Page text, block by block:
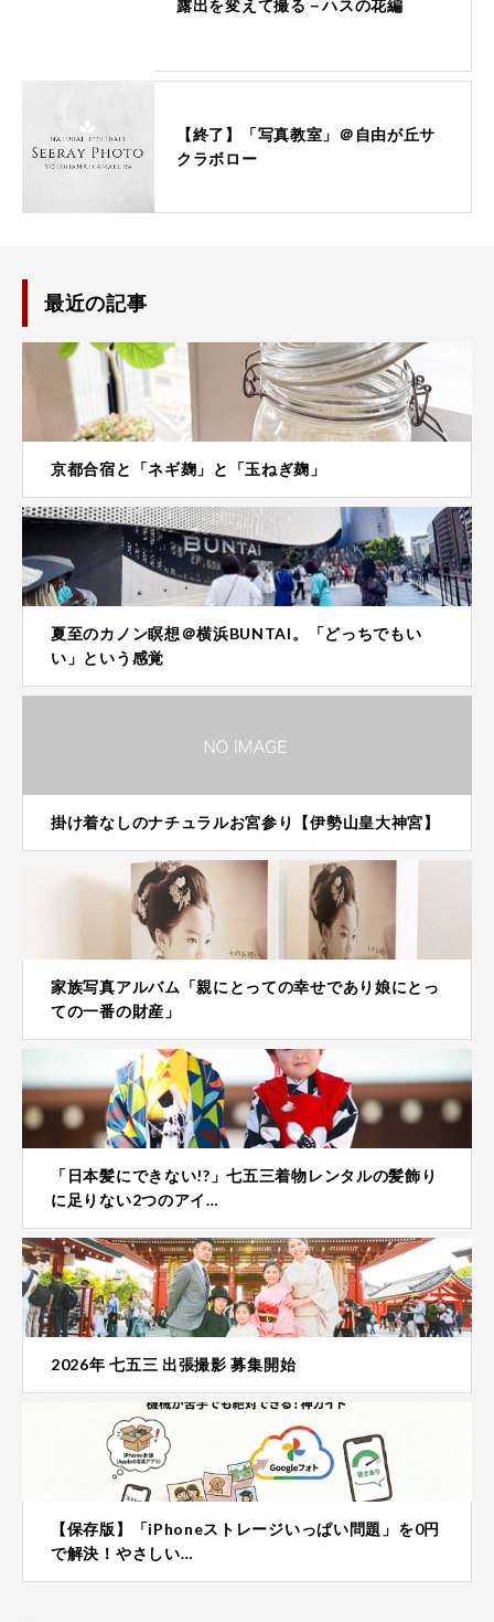
露出を変えて撮る－ハスの花編
【終了】「写真教室」＠自由が丘サ
クラボロー
最近の記事
京都合宿と「ネギ麹」と「玉ねぎ麹」
夏至のカノン瞑想＠横浜BUNTAI。「どっちでもい
い」という感覚
掛け着なしのナチュラルお宮参り【伊勢山皇大神宮】
家族写真アルバム「親にとっての幸せであり娘にとっ
ての一番の財産」
「日本髪にできない!?」七五三着物レンタルの髪飾り
に足りない2つのアイ…
2026年 七五三 出張撮影 募集開始
【保存版】「iPhoneストレージいっぱい問題」を0円
で解決！やさしい…